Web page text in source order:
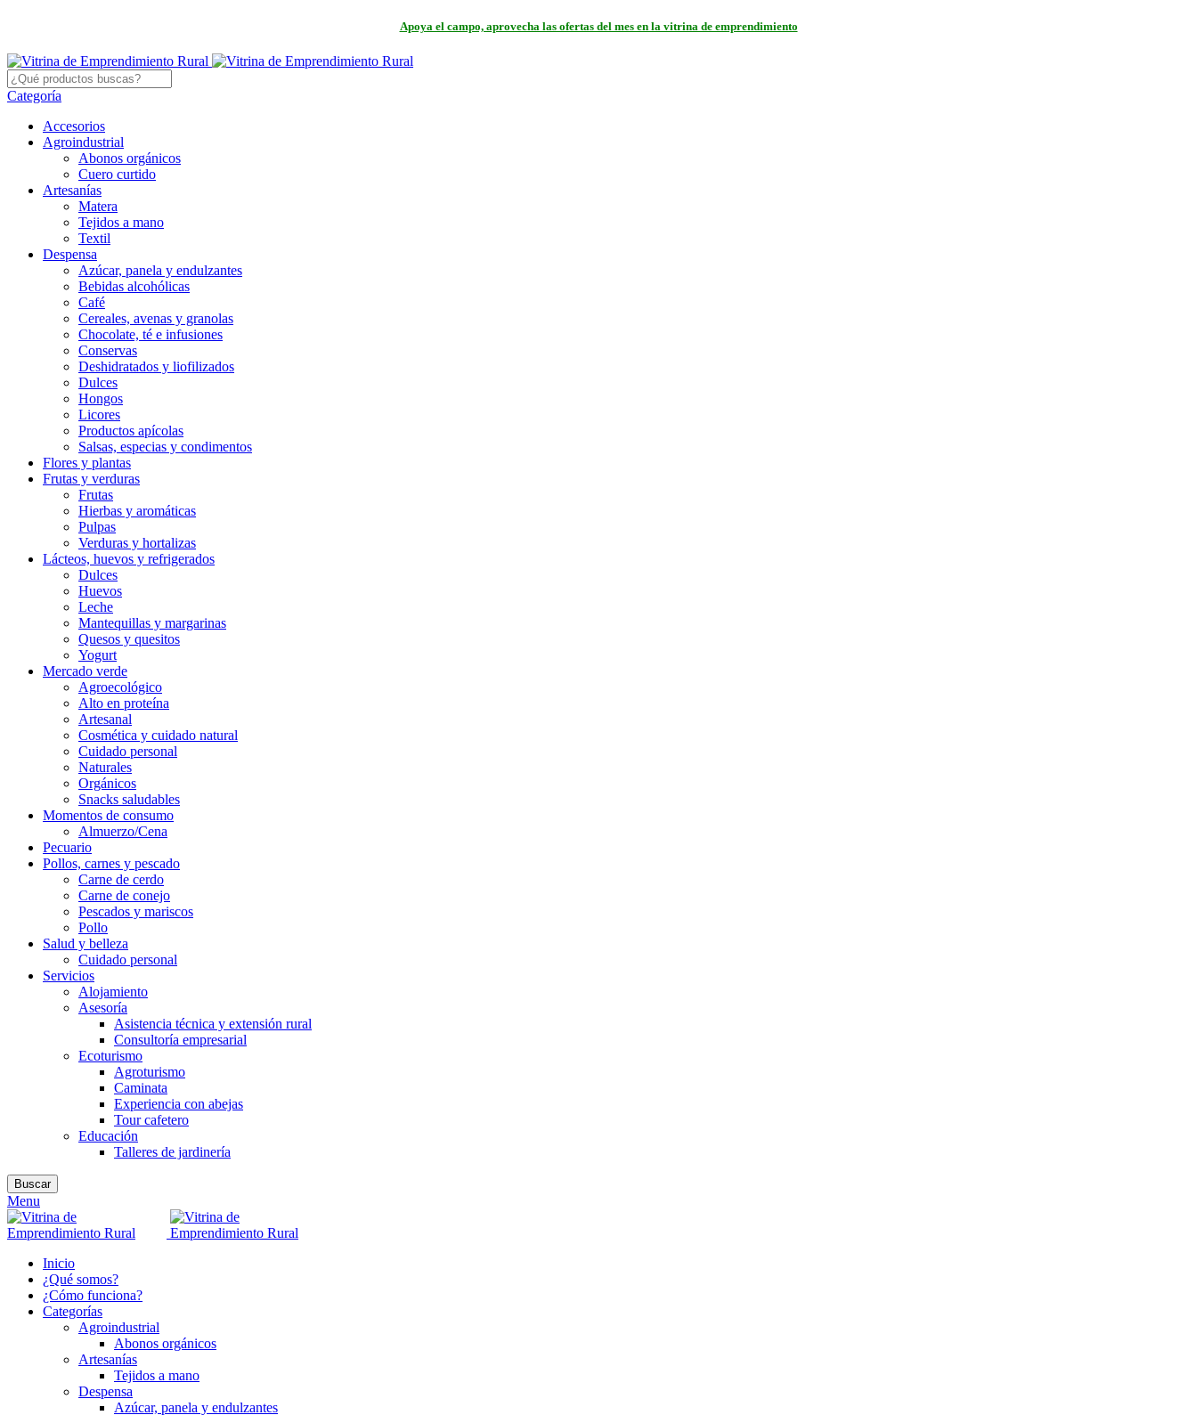
Apoya el campo, aprovecha las ofertas del mes en la vitrina de emprendimiento
Categoría
Accesorios
Agroindustrial
Abonos orgánicos
Cuero curtido
Artesanías
Matera
Tejidos a mano
Textil
Despensa
Azúcar, panela y endulzantes
Bebidas alcohólicas
Café
Cereales, avenas y granolas
Chocolate, té e infusiones
Conservas
Deshidratados y liofilizados
Dulces
Hongos
Licores
Productos apícolas
Salsas, especias y condimentos
Flores y plantas
Frutas y verduras
Frutas
Hierbas y aromáticas
Pulpas
Verduras y hortalizas
Lácteos, huevos y refrigerados
Dulces
Huevos
Leche
Mantequillas y margarinas
Quesos y quesitos
Yogurt
Mercado verde
Agroecológico
Alto en proteína
Artesanal
Cosmética y cuidado natural
Cuidado personal
Naturales
Orgánicos
Snacks saludables
Momentos de consumo
Almuerzo/Cena
Pecuario
Pollos, carnes y pescado
Carne de cerdo
Carne de conejo
Pescados y mariscos
Pollo
Salud y belleza
Cuidado personal
Servicios
Alojamiento
Asesoría
Asistencia técnica y extensión rural
Consultoría empresarial
Ecoturismo
Agroturismo
Caminata
Experiencia con abejas
Tour cafetero
Educación
Talleres de jardinería
Buscar
Menu
Inicio
¿Qué somos?
¿Cómo funciona?
Categorías
Agroindustrial
Abonos orgánicos
Artesanías
Tejidos a mano
Despensa
Azúcar, panela y endulzantes